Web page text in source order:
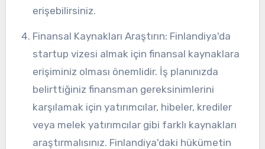
erişebilirsiniz.
Finansal Kaynakları Araştırın: Finlandiya'da
startup vizesi almak için finansal kaynaklara
erişiminiz olması önemlidir. İş planınızda
belirttiğiniz finansman gereksinimlerini
karşılamak için yatırımcılar, hibeler, krediler
veya melek yatırımcılar gibi farklı kaynakları
araştırmalısınız. Finlandiya'daki hükümetin